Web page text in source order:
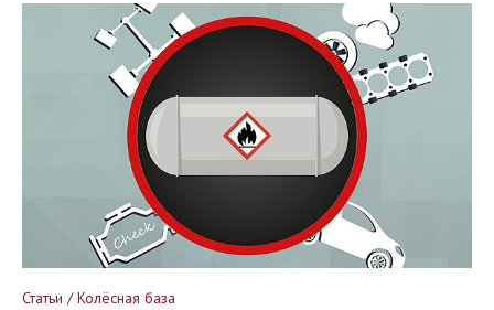
Статьи / Колёсная база